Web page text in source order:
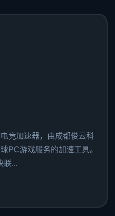
竞加速器，由成都俊云科
PC游戏服务的加速工具。
联...